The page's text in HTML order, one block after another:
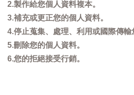
2.製作給您個人資料複本。
3.補充或更正您的個人資料。
4.停止蒐集、處理、利用或國際傳輸
5.刪除您的個人資料。
6.您的拒絕接受行銷。